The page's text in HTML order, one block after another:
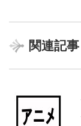
関連記事